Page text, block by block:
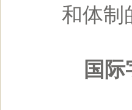
和体制
国际